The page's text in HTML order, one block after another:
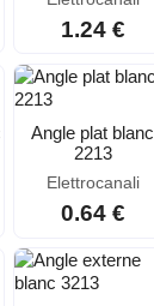
1.24 €
Angle plat blanc
2213
Elettrocanali
0.64 €